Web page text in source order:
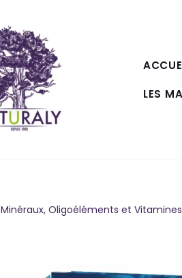
LES
Minéraux, Oligoéléments et Vitamines